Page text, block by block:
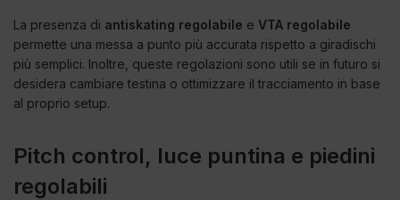
La presenza di antiskating regolabile e VTA regolabile
permette una messa a punto più accurata rispetto a giradischi
più semplici. Inoltre, queste regolazioni sono utili se in futuro si
desidera cambiare testina o ottimizzare il tracciamento in base
al proprio setup.
Pitch control, luce puntina e piedini
regolabili